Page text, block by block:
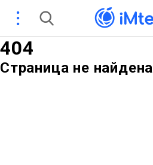
404
Страница не найдена